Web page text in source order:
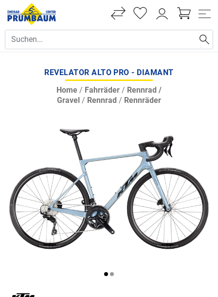
REVELATOR ALTO PRO - DIAMANT
Home / Fahrräder / Rennrad /
Gravel / Rennrad / Rennräder